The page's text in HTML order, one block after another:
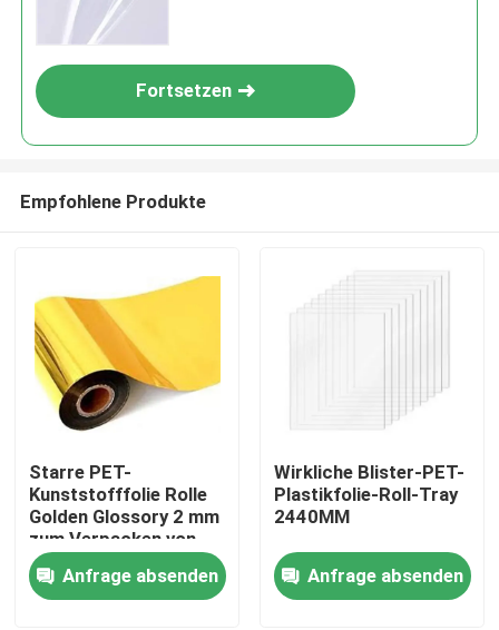
Haus
Produkte
Fortsetzen
Empfohlene Produkte
Starre PET-
Kunststofffolie Rolle
Golden Glossory 2 mm
zum Verpacken von
Produkten
Anfrage absenden
Wirkliche Blister-PET-
Plastikfolie-Roll-Tray
2440MM
Anfrage absenden